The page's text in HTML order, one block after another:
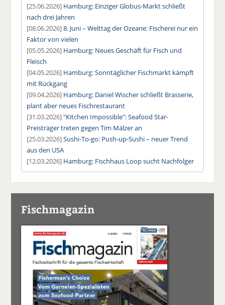
[25.06.2026] Hamburg: Einziger Globus-Markt schließt
nach drei Jahren
[08.06.2026]8. Juni – Welttag der Ozeane: Fischerei nur ein
Faktor von vielen
[05.05.2026] Hamburg: Neues Geschäft für Fisch und
Fleisch
[04.05.2026] Hamburg: Sonntäglicher Fischmarkt kämpft
mit Rückgang
[09.04.2026] Hamburg: Daniel Wischer schließt Brasserie,
plant aber neues Fischrestaurant
[31.03.2026]"Kitchen Impossible": Seafood Star-
Preisträger treten gegen Tim Mälzer an
[25.03.2026]Sushi-To-go: Push-up-Sushi – neuer Trend
aus den USA
[12.03.2026] Hamburg: Fischhaus Loop sucht Nachfolger
Fischmagazin